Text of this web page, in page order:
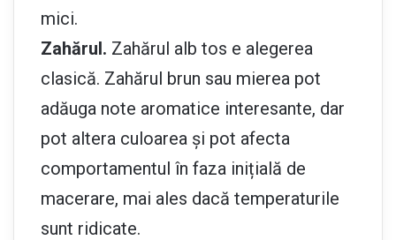
mici.
Zahărul. Zahărul alb tos e alegerea
clasică. Zahărul brun sau mierea pot
adăuga note aromatice interesante, dar
pot altera culoarea și pot afecta
comportamentul în faza inițială de
macerare, mai ales dacă temperaturile
sunt ridicate.